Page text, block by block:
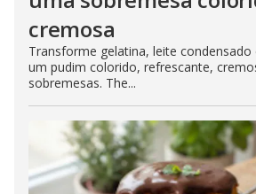
cremosa
Transforme gelatina, leite
um pudim colorido, refrescante,
sobremesas. The...